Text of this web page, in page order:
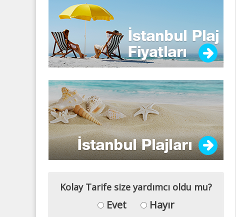
Kolay Tarife size yardımcı oldu mu?
Evet Hayır